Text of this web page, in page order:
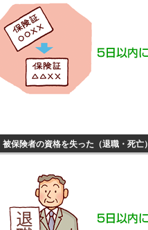
被保険者の資格を失った（退職・死亡）